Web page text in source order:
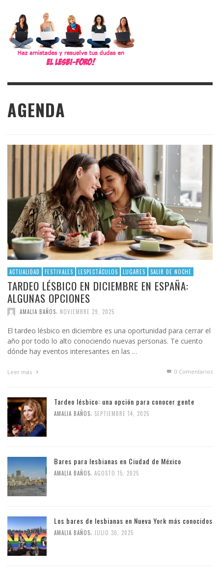
AGENDA
ACTUALIDAD FESTIVALES LESPECTÁCULOS LUGARES SALIR DE NOCHE
TARDEO LÉSBICO EN DICIEMBRE EN ESPAÑA:
ALGUNAS OPCIONES
AMALIA BAÑOS NOVIEMBRE 29, 2025
El tardeo lésbico en diciembre es una oportunidad para cerrar el
año por todo lo alto conociendo nuevas personas. Te cuento
dónde hay eventos interesantes en las …
Leer más 0 Comentarios
Tardeo lésbico: una opción para conocer gente
AMALIA BAÑOS SEPTIEMBRE 14, 2025
Bares para lesbianas en Ciudad de México
AMALIA BAÑOS AGOSTO 15, 2025
Los bares de lesbianas en Nueva York más conocidos
AMALIA BAÑOS JULIO 30, 2025